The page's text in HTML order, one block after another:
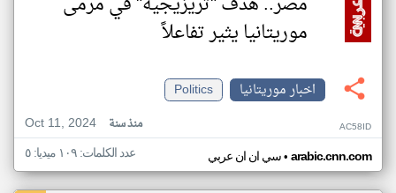
موريتانيا يثير تفاعلاً
اخبار موريتانيا
Politics
Oct 11, 2024
منذ سنة AC58ID
سي ان ان عربي• arabic.cnn.com عدد الكلمات: ١٠٩ ميديا: ٥